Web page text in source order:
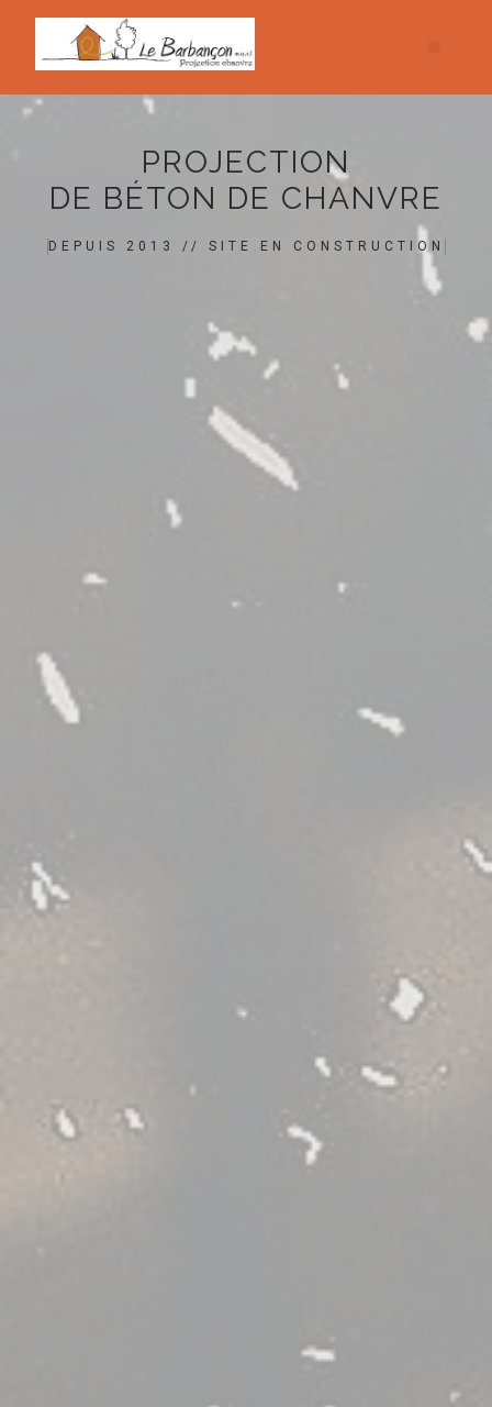
PROJECTION
DE BÉTON DE CHANVRE
DEPUIS 2013 // SITE EN CONSTRUCTION